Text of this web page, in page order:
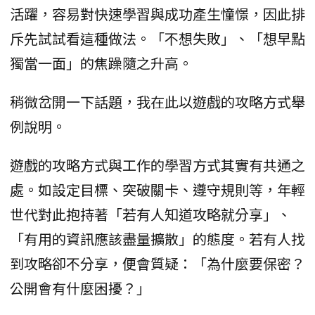
活躍，容易對快速學習與成功產生憧憬，因此排
斥先試試看這種做法。「不想失敗」、「想早點
獨當一面」的焦躁隨之升高。
稍微岔開一下話題，我在此以遊戲的攻略方式舉
例說明。
遊戲的攻略方式與工作的學習方式其實有共通之
處。如設定目標、突破關卡、遵守規則等，年輕
世代對此抱持著「若有人知道攻略就分享」、
「有用的資訊應該盡量擴散」的態度。若有人找
到攻略卻不分享，便會質疑：「為什麼要保密？
公開會有什麼困擾？」